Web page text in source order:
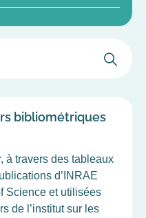
bibliométriques
à travers des tableaux
d’INRAE
Science et utilisées
de l’institut sur les